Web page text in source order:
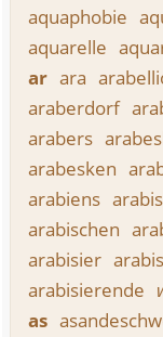
aquaphobie
aquarelle
ar ara
araberdorf
arabers
arabesken
arabiens
arabischen
arabisier
arabisierende
as